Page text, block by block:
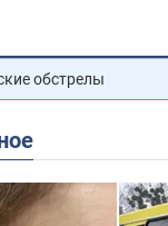
обстрелы